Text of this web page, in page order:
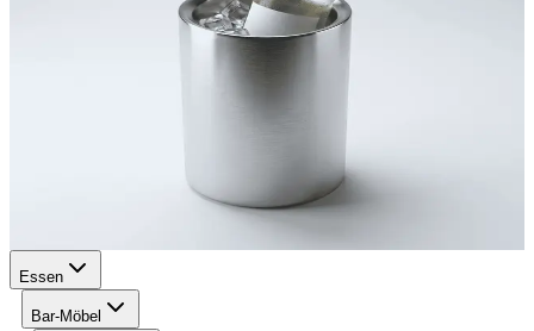
Essen
Bar-Möbel